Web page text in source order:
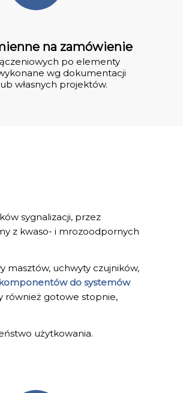
na zamówienie
po elementy
wg dokumentacji
własnych projektów.
sygnalizacji, przez
z kwaso- i mrozoodpornych
masztów, uchwyty czujników,
do systemów
również gotowe stopnie,
użytkowania.